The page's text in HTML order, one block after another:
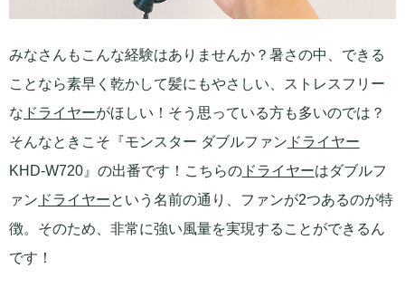
みなさんもこんな経験はありませんか？暑さの中、できる
ことなら素早く乾かして髪にもやさしい、ストレスフリー
な ドライヤーがほしい！そう思っている方も多いのでは？
そんなときこそ『モンスター ダブルファン ドライヤー
KHD-W720』の出番です！こちらのドライヤーはダブルフ
ァン ドライヤーという名前の通り、ファンが2つあるのが特
徴。そのため、非常に強い風量を実現することができるん
です！